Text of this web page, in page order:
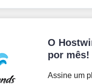
O
por mês!
Assine um